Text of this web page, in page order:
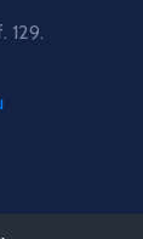
129.